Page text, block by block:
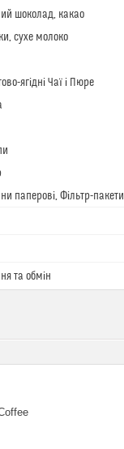
шоколад, какао
сухе молоко
ягідні Чаї і Пюре
паперові, Фільтр-пакети
та обмін